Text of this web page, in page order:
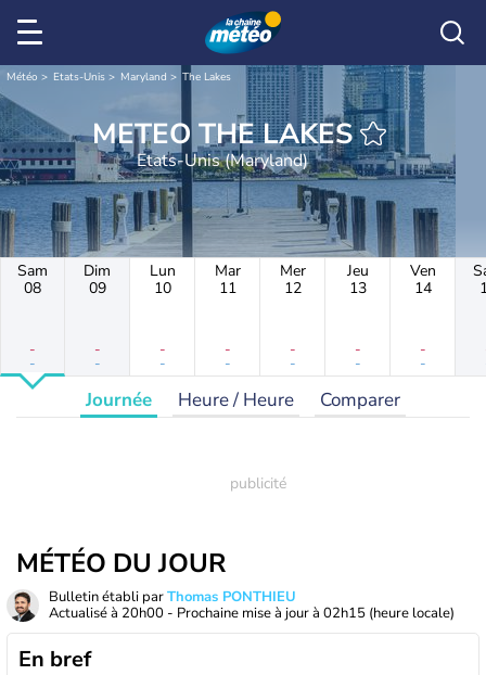
Météo Etats-Unis Maryland The Lakes
METEO THE LAKES
Etats-Unis (Maryland)
Sam
08
-
-
Dim
09
-
-
Lun
10
-
-
Mar
11
-
-
Mer
12
-
-
Jeu
13
-
-
Ven
14
-
-
Journée Heure / Heure Comparer
MÉTÉO DU JOUR
Bulletin établi parThomas PONTHIEU
Actualisé à 20h00 - Prochaine mise à jour à 02h15 (heure locale)
En bref